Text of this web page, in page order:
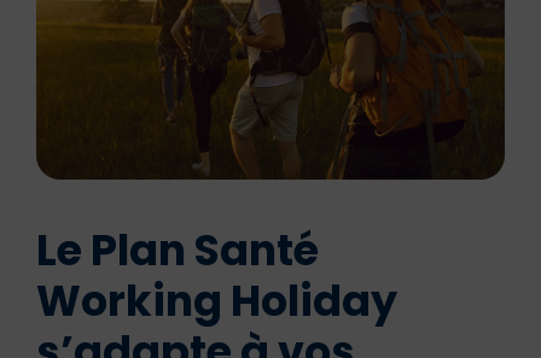
Le Plan Santé
Working Holiday